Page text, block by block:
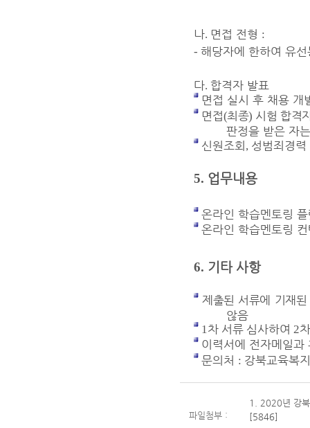
나. 면접 전형 :
- 해당자에 한하여 유선
다. 합격자 발표
면접 실시 후 채용 개
면접(최종) 시험 합격
판정을 받은 자
신원조회, 성범죄경
5. 업무내용
온라인 학습멘토링
온라인 학습멘토링
6. 기타 사항
제출된 서류에 기재
않음
1차 서류 심사하여 2
이력서에 전자메일과
문의처 : 강북교육복
파일첨부 :
1. 2020년 강
[5846]